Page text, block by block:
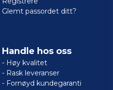
Glemt passordet ditt?
Handle hos oss
- Høy kvalitet
- Rask leveranser
- Fornøyd kundegaranti